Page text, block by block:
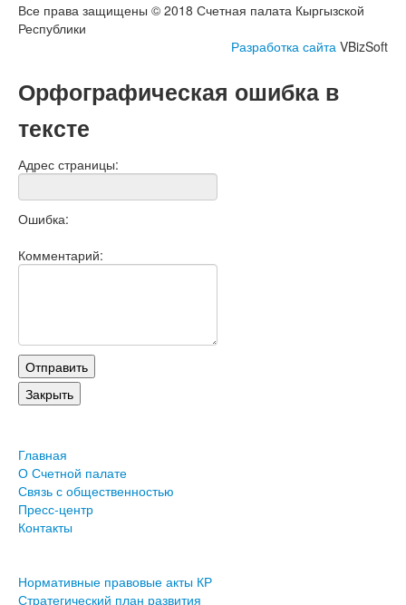
Все права защищены © 2018 Счетная палата Кыргызской
Республики
Разработка сайта VBizSoft
Орфографическая ошибка в
тексте
Адрес страницы:
Ошибка:
Комментарий:
Главная
О Счетной палате
Связь с общественностью
Пресс-центр
Контакты
Нормативные правовые акты КР
Стратегический план развития